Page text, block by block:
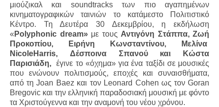
μιούζικαλ και soundtracksτων πιο αγαπημένων
κινηματογραφικών ταινιών το κατάμεστο Πολιτιστικό
Κέντρο. Τη Δευτέρα 30 Δεκεμβρίου, η εκδήλωση
« Polyphonic dream» με τους Αντιγόνη Στάππα, Ζωή
Προκοπίου, Ειρήνη Κωνσταντίνου, Μελίνα
NicoleHarris, Δέσποινα Σπανού και Κώστα
Παρισιάδη,
έγινε το «όχημα» για ένα ταξίδι σε μουσικές
που ενώνουν πολιτισμούς, εποχές και συναισθήματα,
από τηJoan Baez και τον Leonard Cohen ως τονGoran
Bregovic και την ελληνική παραδοσιακή μουσική με φόντο
τα Χριστούγεννα και την αναμονή του νέου χρόνου.